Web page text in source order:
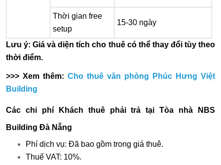
Thời gian free
setup
15-30 ngày
Lưu ý: Giá và diện tích cho thuê có thể thay đổi tùy theo
thời điểm.
>>> Xem thêm: Cho thuê văn phòng Phúc Hưng Việt
Building
Các chi phí Khách thuê phải trả tại Tòa nhà NBS
Building Đà Nẵng
Phí dịch vụ: Đã bao gồm trong giá thuê.
Thuế VAT: 10%.